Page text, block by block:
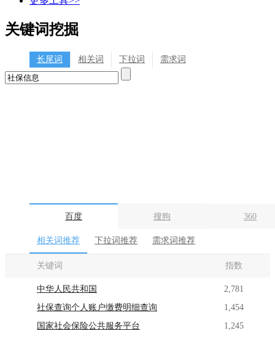
关键词挖掘
长尾词 相关词 下拉词 需求词
百度 搜狗 360
相关词推荐 下拉词推荐 需求词推荐
关键词 指数
中华人民共和国
2,781
社保查询个人账户缴费明细查询
1,454
国家社会保险公共服务平台
1,245